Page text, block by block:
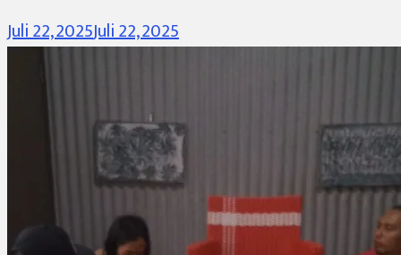
Juli 22, 2025Juli 22, 2025